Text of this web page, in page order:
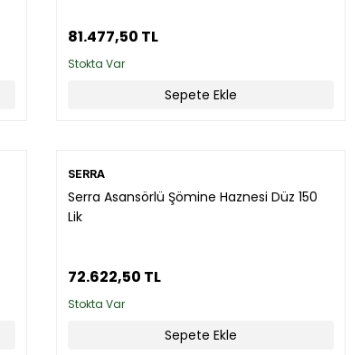
81.477,50 TL
Stokta Var
Sepete Ekle
SERRA
Serra Asansörlü Şömine Haznesi Düz 150
Lik
72.622,50 TL
Stokta Var
Sepete Ekle